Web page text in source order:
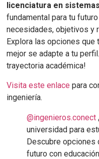
licenciatura en
fundamental para tu
necesidades, objetivos y
Explora las opciones
mejor se adapte a tu
trayectoria académica!
Visita este enlace para
ingeniería.
@ingenieros.conect
universidad para
Descubre opciones
futuro con